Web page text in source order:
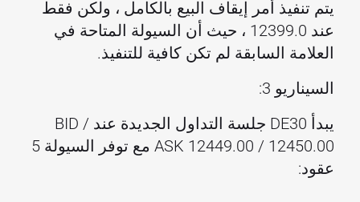
يتم تنفيذ أمر إيقاف البيع بالكامل ، ولكن فقط
عند 12399.0 ، حيث أن السيولة المتاحة في
العلامة السابقة لم تكن كافية للتنفيذ.
السيناريو 3:
يبدأ DE30 جلسة التداول الجديدة عند BID /
ASK 12449.00 / 12450.00 مع توفر السيولة 5
عقود: